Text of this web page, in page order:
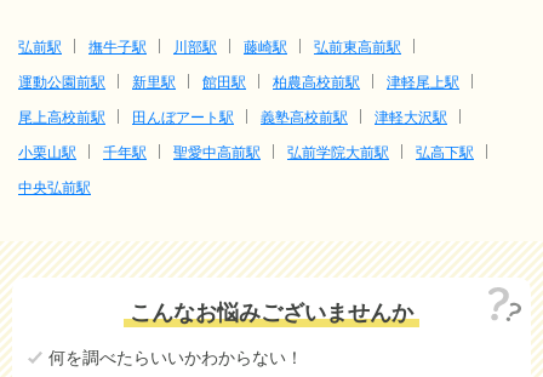
弘前駅 撫牛子駅 川部駅 藤崎駅
弘前東高前駅
運動公園前駅
新里駅 館田駅 柏農高校前駅
津軽尾上駅
尾上高校前駅
田んぼアート駅 義塾高校前駅
津軽大沢駅
小栗山駅
千年駅 聖愛中高前駅 弘前学院大前駅
弘高下駅
中央弘前駅
こんなお悩みございませんか
何を調べたらいいかわからない！